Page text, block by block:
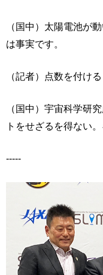
（国中）太陽電池が
は事実です。
（記者）点数を付け
（国中）宇宙科学研
トをせざるを得ない
-----